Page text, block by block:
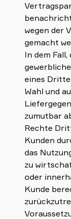
wegen der
gemacht
In dem
eines
Wahl und
zumutbar
Rechte
Kunden
das
zu
oder
Kunde